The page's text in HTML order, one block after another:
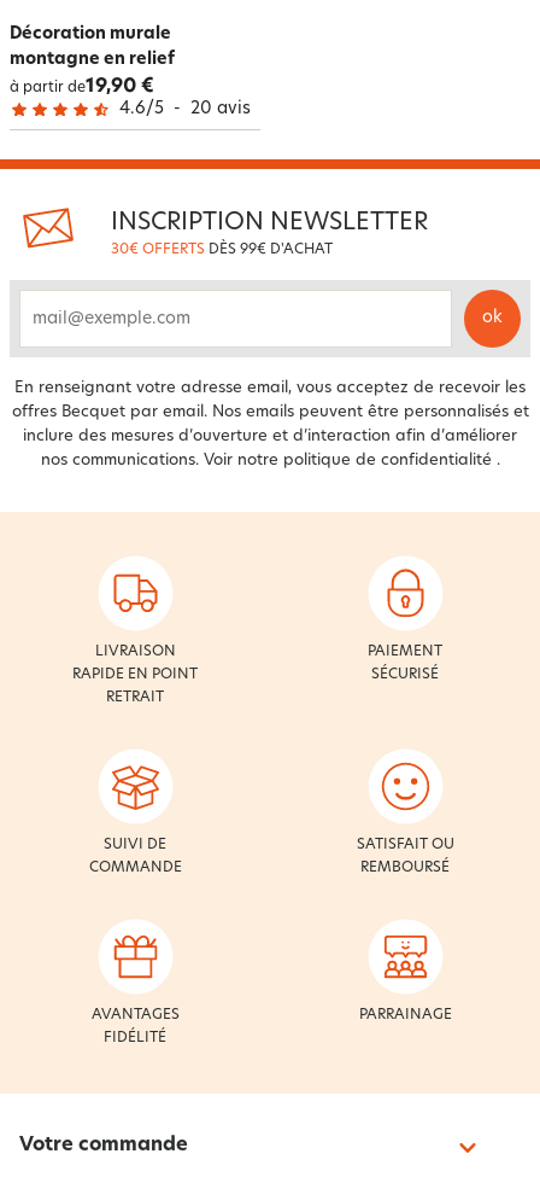
Décoration murale
montagne en relief
à partir de19,90 €
4.6/5 - 20 avis
INSCRIPTION NEWSLETTER
30€ OFFERTS DÈS 99€ D'ACHAT
ok
En renseignant votre adresse email, vous acceptez de recevoir les
offres Becquet par email. Nos emails peuvent être personnalisés et
inclure des mesures d’ouverture et d’interaction afin d’améliorer
nos communications. Voir notre politique de confidentialité .
LIVRAISON
RAPIDE EN POINT
RETRAIT
PAIEMENT
SÉCURISÉ
SUIVI DE
COMMANDE
SATISFAIT OU
REMBOURSÉ
AVANTAGES
FIDÉLITÉ
PARRAINAGE
Votre commande